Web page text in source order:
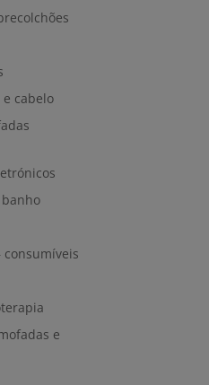
cabelo
consumíveis
e